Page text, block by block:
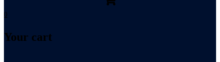
0
Your cart